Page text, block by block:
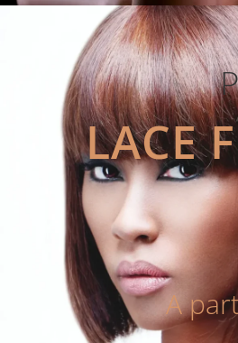
LACE
A